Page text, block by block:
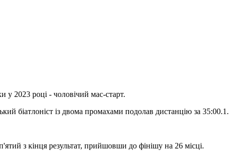
у 2023 році - чоловічий мас-старт.
біатлоніст із двома промахами подолав дистанцію за 35:00.1.
з кінця результат, прийшовши до фінішу на 26 місці.